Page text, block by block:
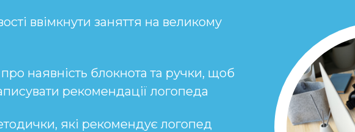
ввімкнути заняття на великому
наявність блокнота та ручки, щоб
рекомендації логопеда
які рекомендує логопед